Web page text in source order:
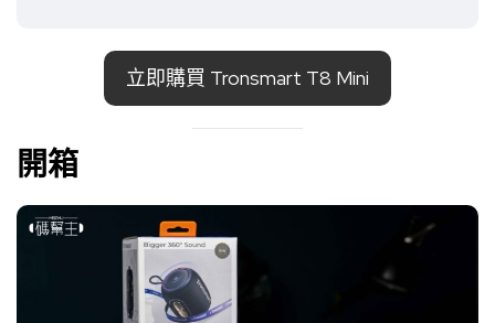
立即購買 Tronsmart T8 Mini
開箱